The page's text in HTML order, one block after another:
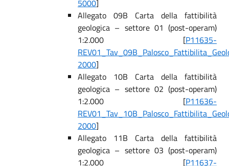
5000]
Allegato 09B Carta della fattibilità
geologica – settore 01 (post-operam)
1:2.000 [P11635-
2000]
Allegato 10B Carta della fattibilità
geologica – settore 02 (post-operam)
1:2.000 [P11636-
2000]
Allegato 11B Carta della fattibilità
geologica – settore 03 (post-operam)
1:2.000 [P11637-